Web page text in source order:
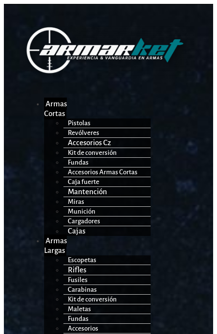
Armas
Cortas
Pistolas
Revólveres
Accesorios Cz
Kit de conversión
Fundas
Accesorios Armas Cortas
Caja fuerte
Mantención
Miras
Munición
Cargadores
Cajas
Armas
Largas
Escopetas
Rifles
Fusiles
Carabinas
Kit de conversión
Maletas
Fundas
Accesorios